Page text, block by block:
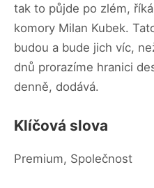
tak to půjde po zlém,
komory Milan Kubek.
budou a bude jich víc,
dnů prorazíme hranici
denně, dodává.
Klíčová slova
Premium, Společnost